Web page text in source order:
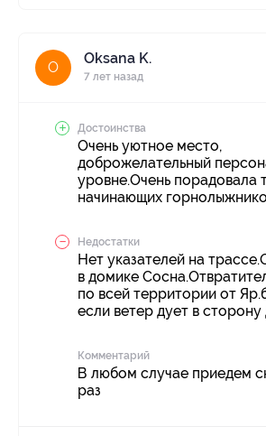
O
Oksana K.
7 лет назад
Достоинства
Очень уютное место,
доброжелательный
уровне.Очень порадовала
начинающих
Недостатки
Нет указателей на
в домике
по всей территории от
если ветер дует в
Комментарий
В любом случае приедем
раз